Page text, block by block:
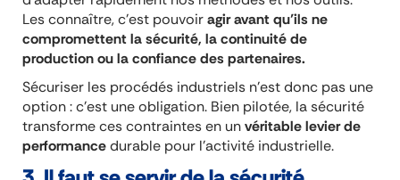
Les connaître, c’est pouvoiragir avant qu’ils ne
compromettent la sécurité, la continuité de
production ou la confiance des partenaires.
Sécuriser les procédés industriels n’est donc pas une
option : c’est une obligation. Bien pilotée, la sécurité
transforme ces contraintes en unvéritable levier de
performancedurable pour l’activité industrielle.